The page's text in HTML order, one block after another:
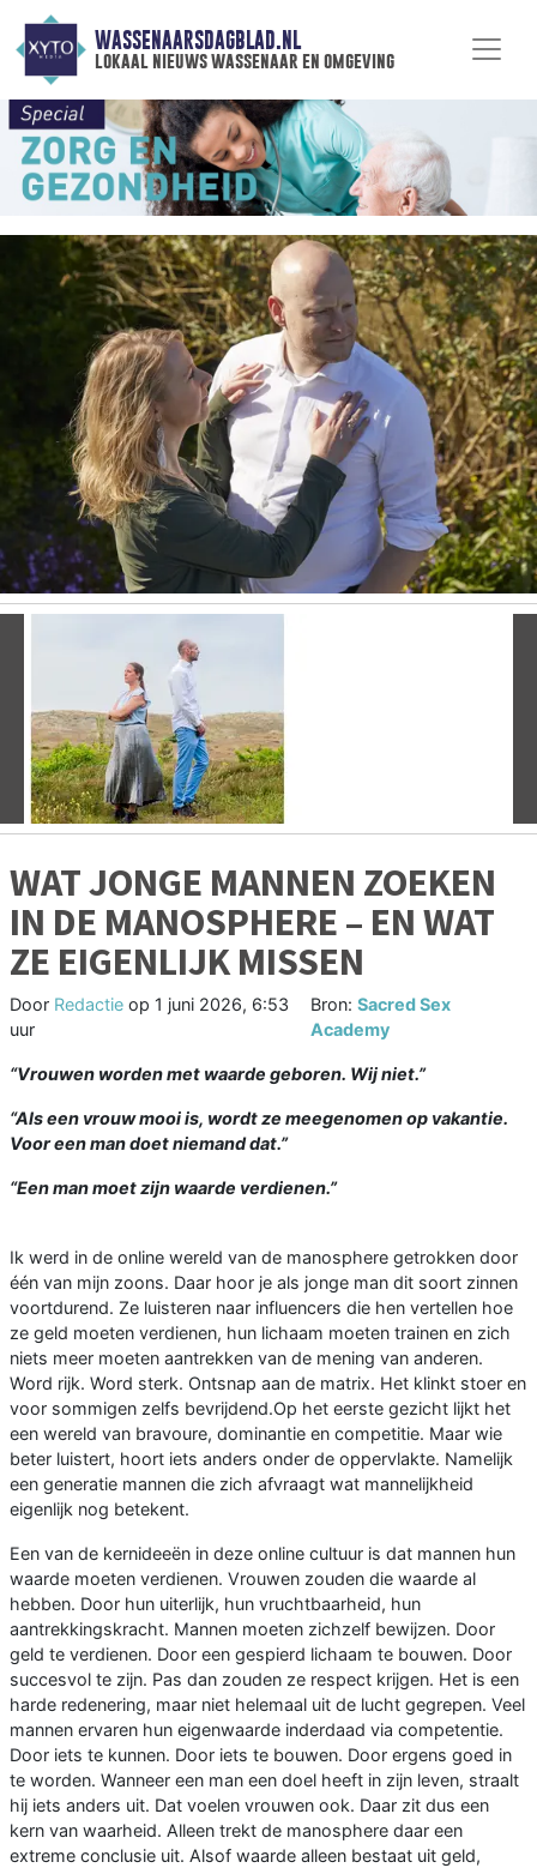
WASSENAARSDAGBLAD.NL
lokaal nieuws wassenaar en omgeving
Vorige
WAT JONGE MANNEN ZOEKEN
IN DE MANOSPHERE – EN WAT
ZE EIGENLIJK MISSEN
Door Redactie op 1 juni 2026, 6:53
uur
Bron:Sacred Sex
Academy
“Vrouwen worden met waarde geboren. Wij niet.”
“Als een vrouw mooi is, wordt ze meegenomen op vakantie.
Voor een man doet niemand dat.”
“Een man moet zijn waarde verdienen.”
Ik werd in de online wereld van de manosphere getrokken door
één van mijn zoons. Daar hoor je als jonge man dit soort zinnen
voortdurend. Ze luisteren naar influencers die hen vertellen hoe
ze geld moeten verdienen, hun lichaam moeten trainen en zich
niets meer moeten aantrekken van de mening van anderen.
Word rijk. Word sterk. Ontsnap aan de matrix. Het klinkt stoer en
voor sommigen zelfs bevrijdend.Op het eerste gezicht lijkt het
een wereld van bravoure, dominantie en competitie. Maar wie
beter luistert, hoort iets anders onder de oppervlakte. Namelijk
een generatie mannen die zich afvraagt wat mannelijkheid
eigenlijk nog betekent.
Een van de kernideeën in deze online cultuur is dat mannen hun
waarde moeten verdienen. Vrouwen zouden die waarde al
hebben. Door hun uiterlijk, hun vruchtbaarheid, hun
aantrekkingskracht. Mannen moeten zichzelf bewijzen. Door
geld te verdienen. Door een gespierd lichaam te bouwen. Door
succesvol te zijn. Pas dan zouden ze respect krijgen. Het is een
harde redenering, maar niet helemaal uit de lucht gegrepen. Veel
mannen ervaren hun eigenwaarde inderdaad via competentie.
Door iets te kunnen. Door iets te bouwen. Door ergens goed in
te worden. Wanneer een man een doel heeft in zijn leven, straalt
hij iets anders uit. Dat voelen vrouwen ook. Daar zit dus een
kern van waarheid. Alleen trekt de manosphere daar een
extreme conclusie uit. Alsof waarde alleen bestaat uit geld,